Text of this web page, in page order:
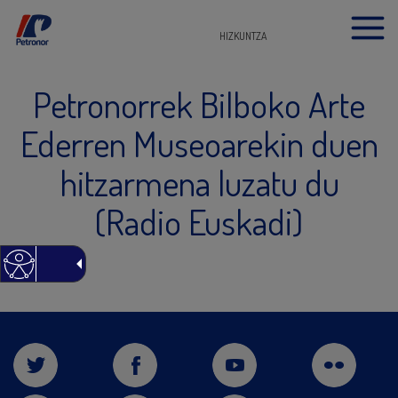
HIZKUNTZA
Petronorrek Bilboko Arte
Ederren Museoarekin duen
hitzarmena luzatu du
(Radio Euskadi)